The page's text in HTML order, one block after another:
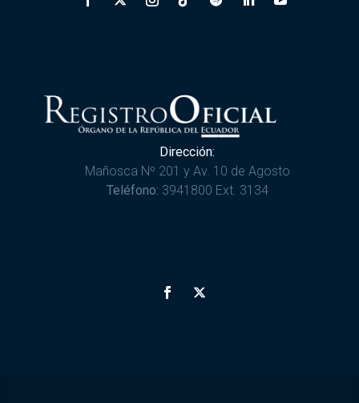
Dirección:
Mañosca Nº 201 y Av. 10 de Agosto
Teléfono: 3941800 Ext. 3134